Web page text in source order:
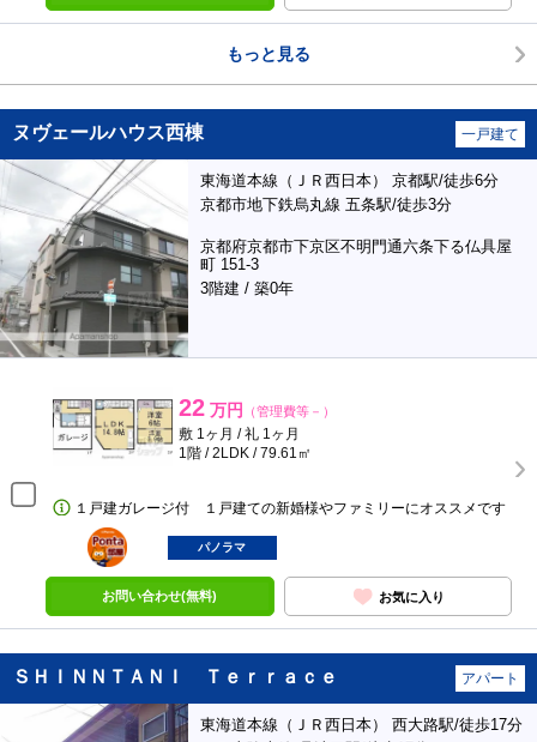
もっと見る
ヌヴェールハウス西棟 一戸建て
東海道本線（ＪＲ西日本） 京都駅/徒歩6分
京都市地下鉄烏丸線 五条駅/徒歩3分
京都府京都市下京区不明門通六条下る仏具屋
町 151-3
3階建 / 築0年
22 万円 （管理費等－）
敷 1ヶ月 / 礼 1ヶ月
1階 / 2LDK / 79.61㎡
１戸建ガレージ付 １戸建ての新婚様やファミリーにオススメです
ポンタ
部屋
パノラマ
お問い合わせ(無料) お気に入り
ＳＨＩＮＮＴＡＮＩ Ｔｅｒｒａｃｅ アパート
東海道本線（ＪＲ西日本） 西大路駅/徒歩17分